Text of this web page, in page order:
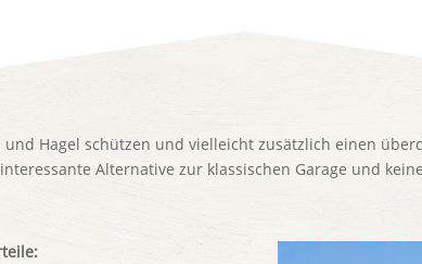
Hagel schützen und vielleicht zusätzlich einen
Alternative zur klassischen Garage und